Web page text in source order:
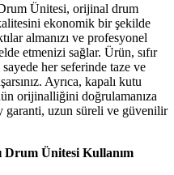
Ünitesi, orijinal drum
ekonomik bir şekilde
almanızı ve profesyonel
etmenizi sağlar. Ürün, sıfır
her seferinde taze ve
Ayrıca, kapalı kutu
orijinalliğini doğrulamanıza
garanti, uzun süreli ve güvenilir
Drum Ünitesi Kullanım